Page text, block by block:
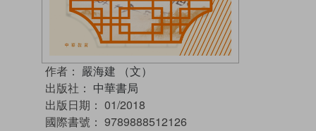
作者： 嚴海建 （文）
出版社： 中華書局
出版日期： 01/2018
國際書號： 9789888512126